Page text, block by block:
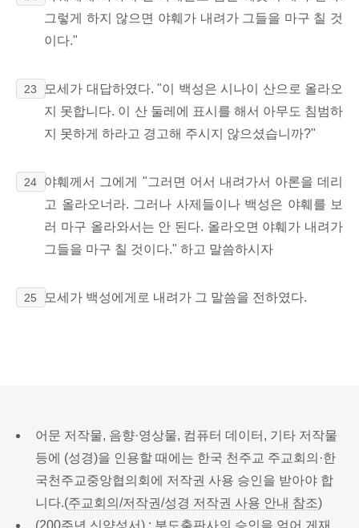
그렇게 하지 않으면 야훼가 내려가 그들을 마구 칠 것
이다."
23
모세가 대답하였다. "이 백성은 시나이 산으로 올라오
지 못합니다. 이 산 둘레에 표시를 해서 아무도 침범하
지 못하게 하라고 경고해 주시지 않으셨습니까?"
24
야훼께서 그에게 "그러면 어서 내려가서 아론을 데리
고 올라오너라. 그러나 사제들이나 백성은 야훼를 보
러 마구 올라와서는 안 된다. 올라오면 야훼가 내려가
그들을 마구 칠 것이다." 하고 말씀하시자
25 모세가 백성에게로 내려가 그 말씀을 전하였다.
어문 저작물, 음향·영상물, 컴퓨터 데이터, 기타 저작물
등에 (성경)을 인용할 때에는 한국 천주교 주교회의·한
국천주교중앙협의회에 저작권 사용 승인을 받아야 합
니다.(주교회의/저작권/성경 저작권 사용 안내 참조)
(200주년 신약성서) : 분도출판사의 승인을 얻어 게재